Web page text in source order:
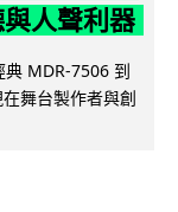
人聲利器
MDR-7506 到
舞台製作者與創